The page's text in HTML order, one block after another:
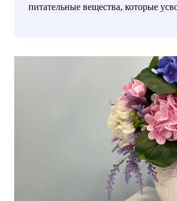
питательные вещества, которые